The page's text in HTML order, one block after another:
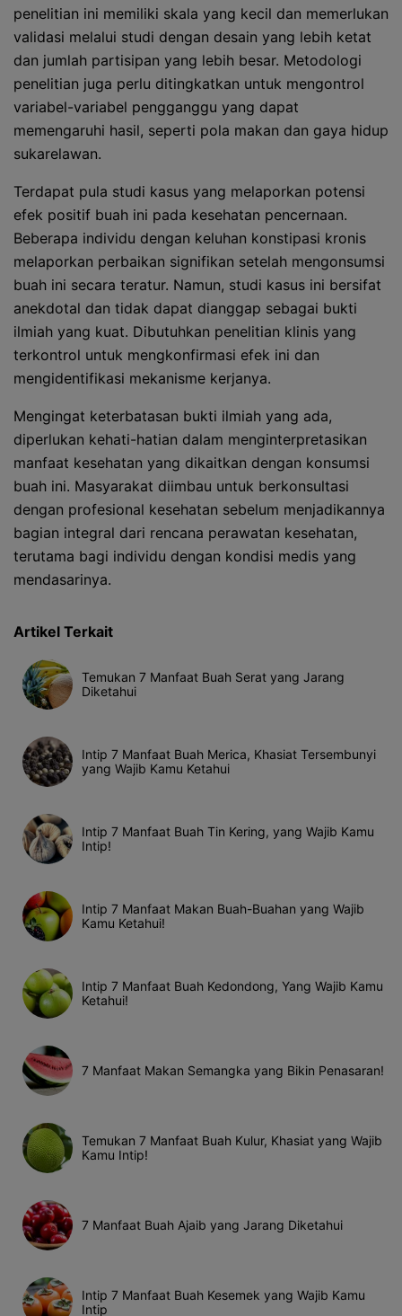
penelitian ini memiliki skala yang kecil dan memerlukan
validasi melalui studi dengan desain yang lebih ketat
dan jumlah partisipan yang lebih besar. Metodologi
penelitian juga perlu ditingkatkan untuk mengontrol
variabel-variabel pengganggu yang dapat
memengaruhi hasil, seperti pola makan dan gaya hidup
sukarelawan.
Terdapat pula studi kasus yang melaporkan potensi
efek positif buah ini pada kesehatan pencernaan.
Beberapa individu dengan keluhan konstipasi kronis
melaporkan perbaikan signifikan setelah mengonsumsi
buah ini secara teratur. Namun, studi kasus ini bersifat
anekdotal dan tidak dapat dianggap sebagai bukti
ilmiah yang kuat. Dibutuhkan penelitian klinis yang
terkontrol untuk mengkonfirmasi efek ini dan
mengidentifikasi mekanisme kerjanya.
Mengingat keterbatasan bukti ilmiah yang ada,
diperlukan kehati-hatian dalam menginterpretasikan
manfaat kesehatan yang dikaitkan dengan konsumsi
buah ini. Masyarakat diimbau untuk berkonsultasi
dengan profesional kesehatan sebelum menjadikannya
bagian integral dari rencana perawatan kesehatan,
terutama bagi individu dengan kondisi medis yang
mendasarinya.
Artikel Terkait
Temukan 7 Manfaat Buah Serat yang Jarang
Diketahui
Intip 7 Manfaat Buah Merica, Khasiat Tersembunyi
yang Wajib Kamu Ketahui
Intip 7 Manfaat Buah Tin Kering, yang Wajib Kamu
Intip!
Intip 7 Manfaat Makan Buah-Buahan yang Wajib
Kamu Ketahui!
Intip 7 Manfaat Buah Kedondong, Yang Wajib Kamu
Ketahui!
7 Manfaat Makan Semangka yang Bikin Penasaran!
Temukan 7 Manfaat Buah Kulur, Khasiat yang Wajib
Kamu Intip!
7 Manfaat Buah Ajaib yang Jarang Diketahui
Intip 7 Manfaat Buah Kesemek yang Wajib Kamu
Intip